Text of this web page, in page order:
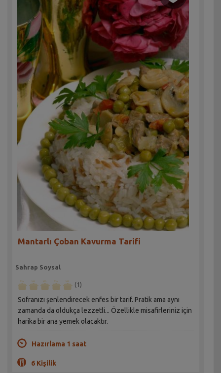
Mantarlı Çoban Kavurma Tarifi
Sahrap Soysal
(1)
Sofranızı şenlendirecek enfes bir tarif. Pratik ama aynı
zamanda da oldukça lezzetli... Özellikle misafirleriniz için
harika bir ana yemek olacaktır.
Hazırlama 1 saat
6 Kişilik